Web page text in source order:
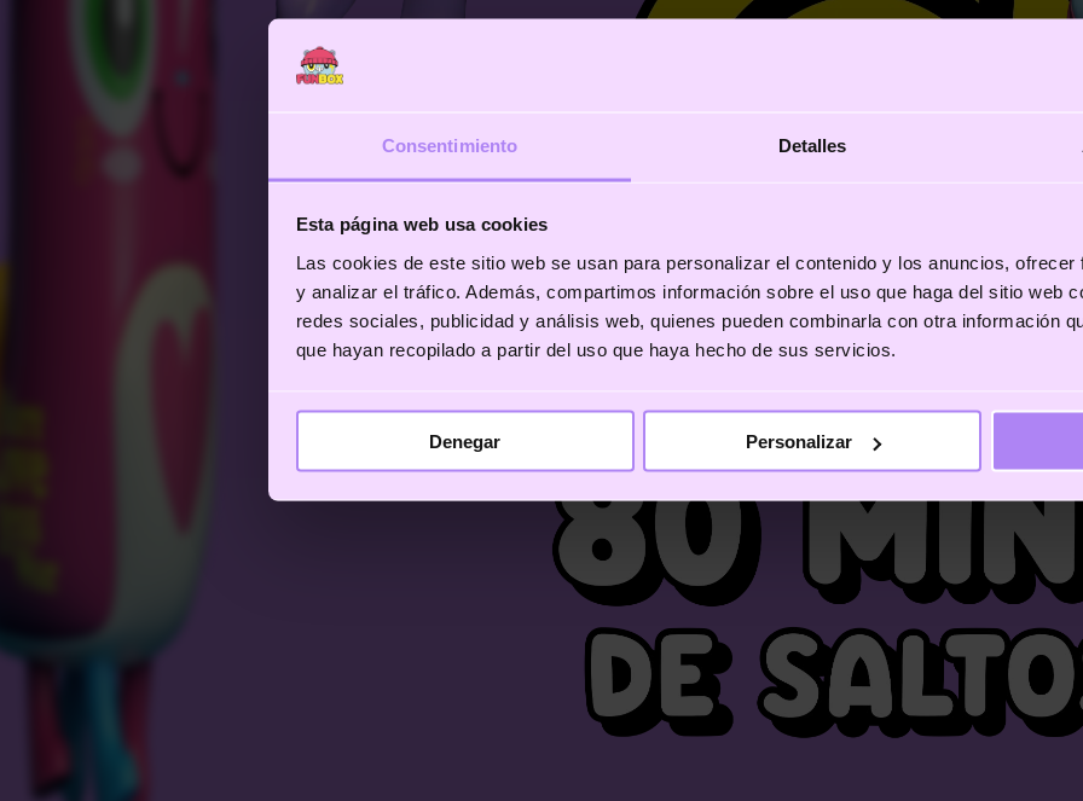
Consentimiento Detalles
Esta página web usa cookies
Las cookies de este sitio web se usan para personalizar el contenido y los anuncios,
y analizar el tráfico. Además, compartimos información sobre el uso que haga del sitio web
redes sociales, publicidad y análisis web, quienes pueden combinarla con otra información
que hayan recopilado a partir del uso que haya hecho de sus servicios.
Denegar Personalizar